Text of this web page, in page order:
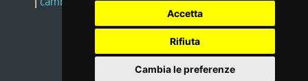
Accetta
Rifiuta
Cambia le preferenze
Realizzato da